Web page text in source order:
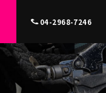
04-2968-7246